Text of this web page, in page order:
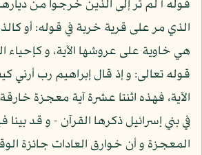
قوله أ لم تر إلى الذين خرجوا من
الذي مر على قرية خربة في قوله: أو
هي خاوية على عروشها الآية، و كإحياء
قوله تعالى: و إذ قال إبراهيم رب أرني
الآية، فهذه اثنتا عشرة آية معجزة
في بني إسرائيل ذكرها القرآن - و قد
المعجزة و أن خوارق العادات جائزة